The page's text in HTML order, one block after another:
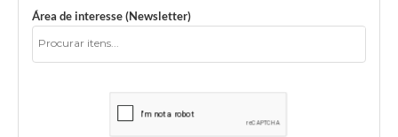
Área de interesse (Newsletter)